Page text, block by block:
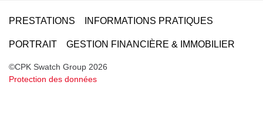
©CPK Swatch Group 2026
Protection des données
PRESTATIONS INFORMATIONS PRATIQUES
PORTRAIT GESTION FINANCIÈRE & IMMOBILIER